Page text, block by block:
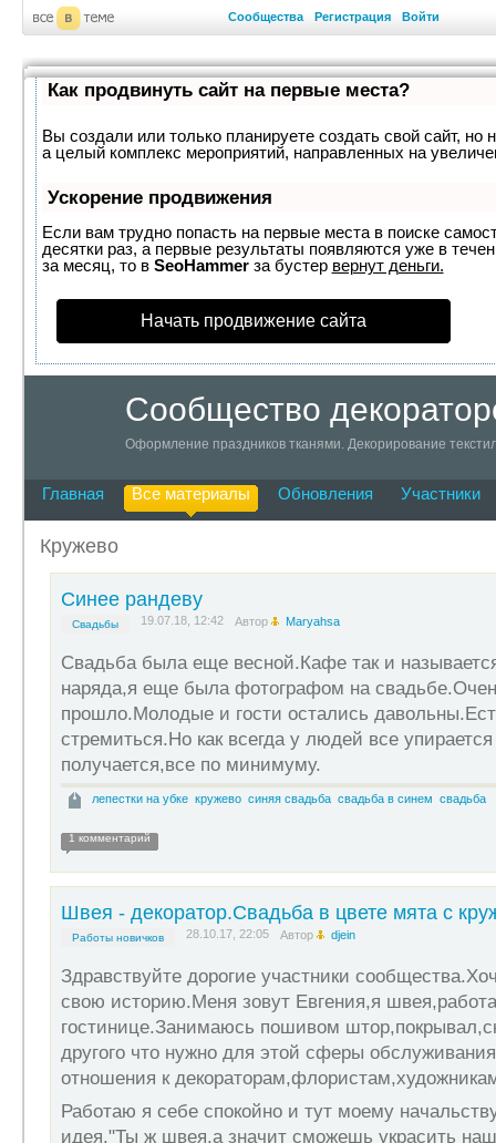
Сообщества Регистрация Войти
Как продвинуть сайт на первые места?
Вы создали или только планируете создать свой сайт, но
а целый комплекс мероприятий, направленных на
Ускорение продвижения
Если вам трудно попасть на первые места в поиске
десятки раз, а первые результаты появляются уже в
за месяц, то в SeoHammerза бустер вернут деньги.
Начать продвижение сайта
Сообщество
Оформление праздников тканями. Декорирование
Главная Все материалы Обновления Участники
Кружево
Синее рандеву
Свадьбы 19.07.18, 12:42 Автор Maryahsa
Свадьба была еще весной.Кафе так и
наряда,я еще была фотографом на
прошло.Молодые и гости остались
стремиться.Но как всегда у людей все
получается,все по минимуму.
лепестки на убке кружево синяя свадьба свадьба в синем свадьба
1 комментарий
Швея - декоратор.Свадьба в цвете мята с
Работы новичков 28.10.17, 22:05 Автор djein
Здравствуйте дорогие участники
свою историю.Меня зовут Евгения,я
гостинице.Занимаюсь пошивом
другого что нужно для этой сферы
отношения к
Работаю я себе спокойно и тут моему
идея."Ты ж швея,а значит сможешь украсить